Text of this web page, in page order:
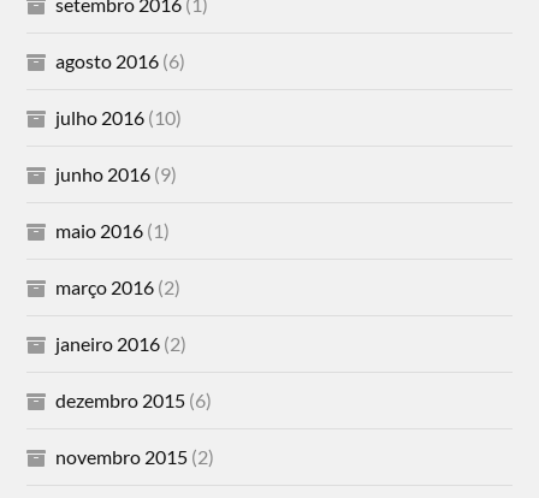
agosto 2016 (6)
julho 2016 (10)
junho 2016 (9)
maio 2016 (1)
março 2016 (2)
janeiro 2016 (2)
dezembro 2015 (6)
novembro 2015 (2)